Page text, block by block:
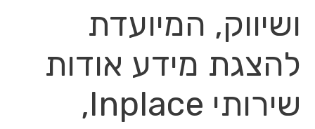
ושיווק, המיועדת
להצגת מידע אודות
שירותי Inplace,